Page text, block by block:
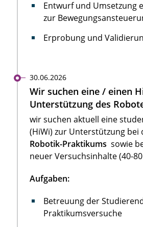
Entwurf und Umsetzung
zur
Erprobung und
30.06.2026
Wir suchen eine / einen
Unterstützung des
wir suchen aktuell eine
(HiWi) zur Unterstützung bei
Robotik-Praktikums sowie
neuer Versuchsinhalte (40-
Aufgaben:
Betreuung der
Praktikumsversuche